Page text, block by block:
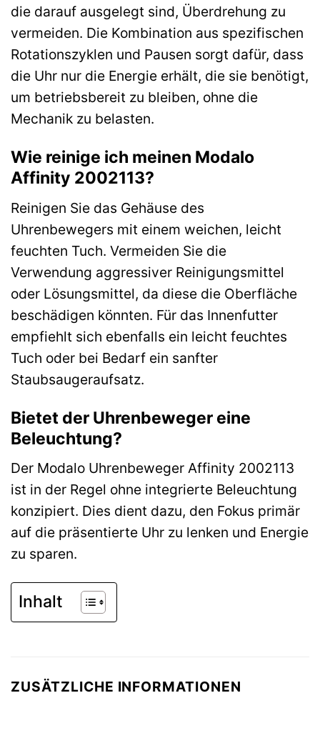
die darauf ausgelegt sind, Überdrehung zu
vermeiden. Die Kombination aus spezifischen
Rotationszyklen und Pausen sorgt dafür, dass
die Uhr nur die Energie erhält, die sie benötigt,
um betriebsbereit zu bleiben, ohne die
Mechanik zu belasten.
Wie reinige ich meinen Modalo
Affinity 2002113?
Reinigen Sie das Gehäuse des
Uhrenbewegers mit einem weichen, leicht
feuchten Tuch. Vermeiden Sie die
Verwendung aggressiver Reinigungsmittel
oder Lösungsmittel, da diese die Oberfläche
beschädigen könnten. Für das Innenfutter
empfiehlt sich ebenfalls ein leicht feuchtes
Tuch oder bei Bedarf ein sanfter
Staubsaugeraufsatz.
Bietet der Uhrenbeweger eine
Beleuchtung?
Der Modalo Uhrenbeweger Affinity 2002113
ist in der Regel ohne integrierte Beleuchtung
konzipiert. Dies dient dazu, den Fokus primär
auf die präsentierte Uhr zu lenken und Energie
zu sparen.
Inhalt
ZUSÄTZLICHE INFORMATIONEN